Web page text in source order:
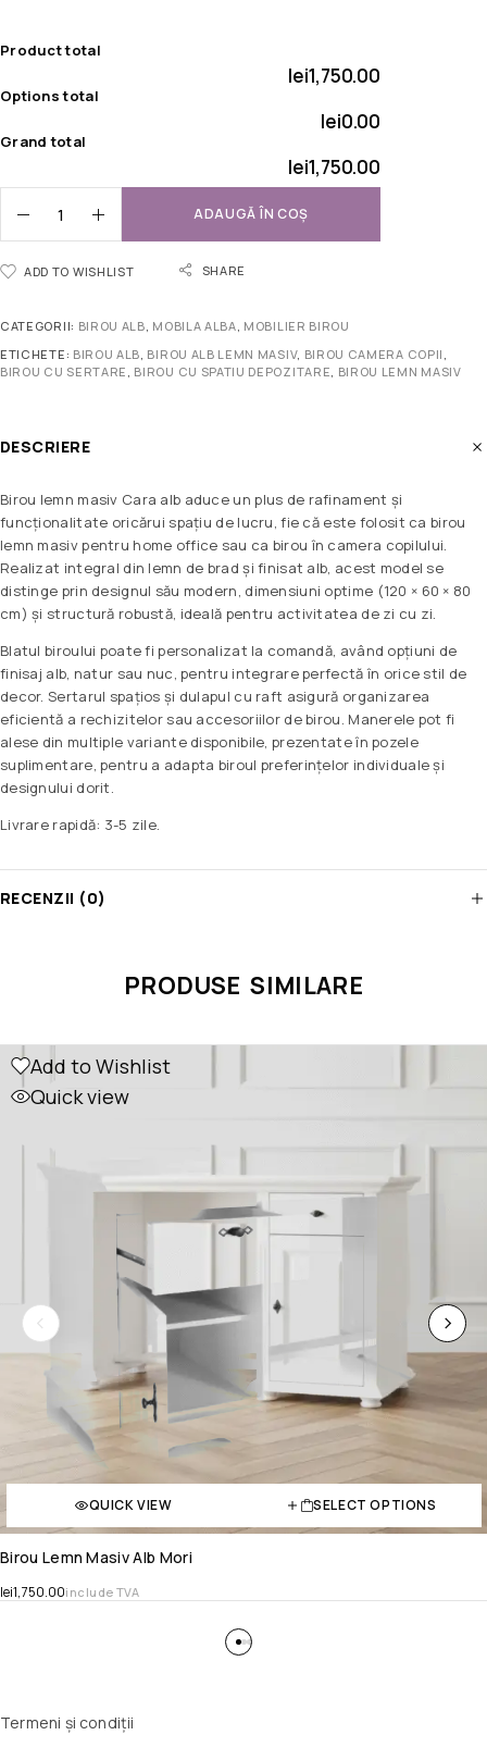
Product total
lei1,750.00
Options total
lei0.00
Grand total
lei1,750.00
ADAUGĂ ÎN COȘ
ADD TO WISHLIST SHARE
CATEGORII: BIROU ALB, MOBILA ALBA, MOBILIER BIROU
ETICHETE: BIROU ALB, BIROU ALB LEMN MASIV, BIROU CAMERA COPII ,
BIROU CU SERTARE , BIROU CU SPATIU DEPOZITARE, BIROU LEMN MASIV
DESCRIERE
Birou lemn masiv Cara alb aduce un plus de rafinament și
funcționalitate oricărui spațiu de lucru, fie că este folosit ca birou
lemn masiv pentru home office sau ca birou în camera copilului.
Realizat integral din lemn de brad și finisat alb, acest model se
distinge prin designul său modern, dimensiuni optime (120 × 60 × 80
cm) și structură robustă, ideală pentru activitatea de zi cu zi.
Blatul biroului poate fi personalizat la comandă, având opțiuni de
finisaj alb, natur sau nuc, pentru integrare perfectă în orice stil de
decor. Sertarul spațios și dulapul cu raft asigură organizarea
eficientă a rechizitelor sau accesoriilor de birou. Manerele pot fi
alese din multiple variante disponibile, prezentate în pozele
suplimentare, pentru a adapta biroul preferințelor individuale și
designului dorit.
Livrare rapidă: 3-5 zile.
RECENZII (0)
PRODUSE SIMILARE
Add to Wishlist
Quick view
QUICK VIEW SELECT OPTIONS
Birou Lemn Masiv Alb Mori
lei1,750.00include TVA
Termeni și condiții